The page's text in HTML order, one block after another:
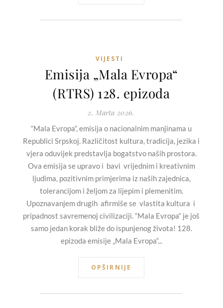
VIJESTI
Emisija „Mala Evropa“
(RTRS) 128. epizoda
2. Marta 2026.
“Mala Evropa“, emisija o nacionalnim manjinama u
Republici Srpskoj. Različitost kultura, tradicija, jezika i
vjera oduvijek predstavlja bogatstvo naših prostora.
Ova emisija se upravo i bavi vrijednim i kreativnim
ljudima, pozitivnim primjerima iz naših zajednica,
tolerancijom i željom za lijepim i plemenitim.
Upoznavanjem drugih afirmiše se vlastita kultura i
pripadnost savremenoj civilizaciji. “Mala Evropa“ je još
samo jedan korak bliže do ispunjenog života! 128.
epizoda emisije „Mala Evropa“...
OPŠIRNIJE